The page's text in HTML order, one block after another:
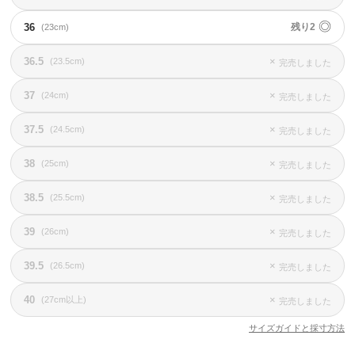
36 (23cm) 残り2 ◎
36.5 (23.5cm) × 完売しました
37 (24cm) × 完売しました
37.5 (24.5cm) × 完売しました
38 (25cm) × 完売しました
38.5 (25.5cm) × 完売しました
39 (26cm) × 完売しました
39.5 (26.5cm) × 完売しました
40 (27cm以上) × 完売しました
サイズガイドと採寸方法